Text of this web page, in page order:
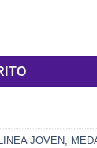
cantidad
JOVEN